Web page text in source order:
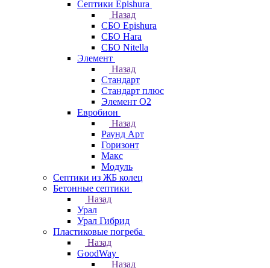
Септики Epishura
Назад
СБО Epishura
СБО Hara
СБО Nitella
Элемент
Назад
Стандарт
Стандарт плюс
Элемент О2
Евробион
Назад
Раунд Арт
Горизонт
Макс
Модуль
Септики из ЖБ колец
Бетонные септики
Назад
Урал
Урал Гибрид
Пластиковые погреба
Назад
GoodWay
Назад